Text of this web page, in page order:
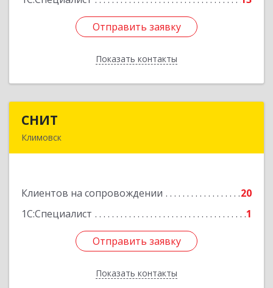
Отправить заявку
Показать контакты
Отправить заявку
Назад
СНИТ
Климовск
Клиентов на сопровождении
20
1С:Специалист
1
Отправить заявку
Показать контакты
Подробнее
Отправить заявку
Назад